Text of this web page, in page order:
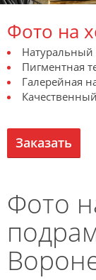
Фото на
Натуральный
Пигментная
Галерейная
Заказать
Фото